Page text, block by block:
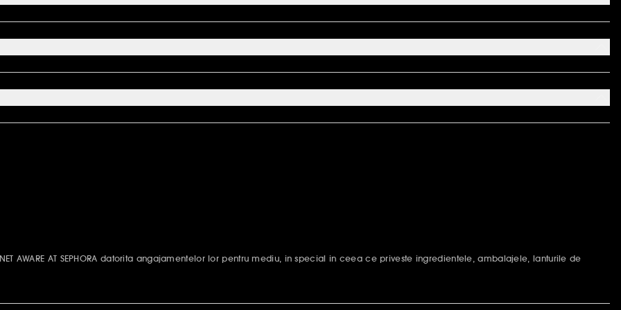
AWARE AT SEPHORA datorita angajamentelor lor pentru mediu, in special in ceea ce priveste ingredientele, ambalajele, lanturile de